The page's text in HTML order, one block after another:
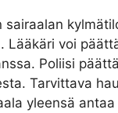
sairaalan
voi
Poliisi
Tarvittava
yleensä